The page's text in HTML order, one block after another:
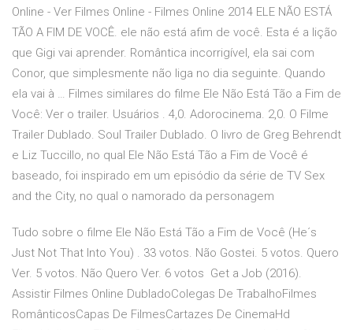
Online - Ver Filmes Online - Filmes Online 2014 ELE NÃO ESTÁ
TÃO A FIM DE VOCÊ. ele não está afim de você. Esta é a lição
que Gigi vai aprender. Romântica incorrigível, ela sai com
Conor, que simplesmente não liga no dia seguinte. Quando
ela vai à … Filmes similares do filme Ele Não Está Tão a Fim de
Você: Ver o trailer. Usuários . 4,0. Adorocinema. 2,0. O Filme
Trailer Dublado. Soul Trailer Dublado. O livro de Greg Behrendt
e Liz Tuccillo, no qual Ele Não Está Tão a Fim de Você é
baseado, foi inspirado em um episódio da série de TV Sex
and the City, no qual o namorado da personagem
Tudo sobre o filme Ele Não Está Tão a Fim de Você (He´s
Just Not That Into You) . 33 votos. Não Gostei. 5 votos. Quero
Ver. 5 votos. Não Quero Ver. 6 votos Get a Job (2016).
Assistir Filmes Online DubladoColegas De TrabalhoFilmes
RomânticosCapas De FilmesCartazes De CinemaHd